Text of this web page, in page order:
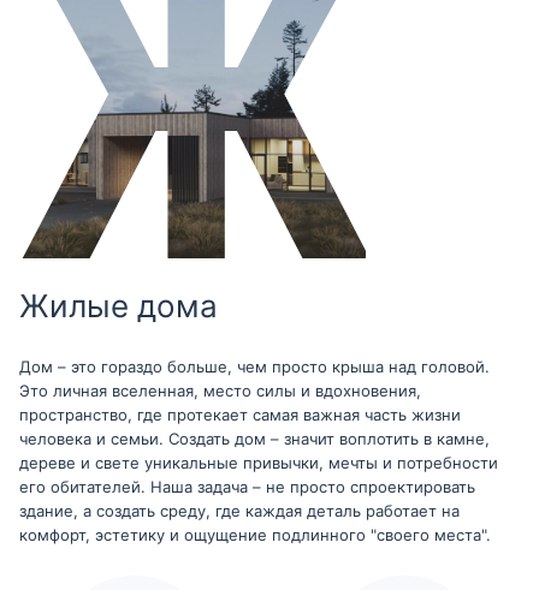
Жилые дома
Дом – это гораздо больше, чем просто крыша над головой.
Это личная вселенная, место силы и вдохновения,
пространство, где протекает самая важная часть жизни
человека и семьи. Создать дом – значит воплотить в камне,
дереве и свете уникальные привычки, мечты и потребности
его обитателей. Наша задача – не просто спроектировать
здание, а создать среду, где каждая деталь работает на
комфорт, эстетику и ощущение подлинного "своего места".